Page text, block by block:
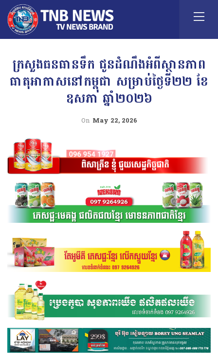
ក្រសួងធនធានទឹក ជូនដំណឹងអំពីស្ថានភាព
ធាតុអាកាសនៅកម្ពុជា សម្រាប់ថ្ងៃទី២២ ខែ
ឧសភា ឆ្នាំ២០២៦
On May 22, 2026